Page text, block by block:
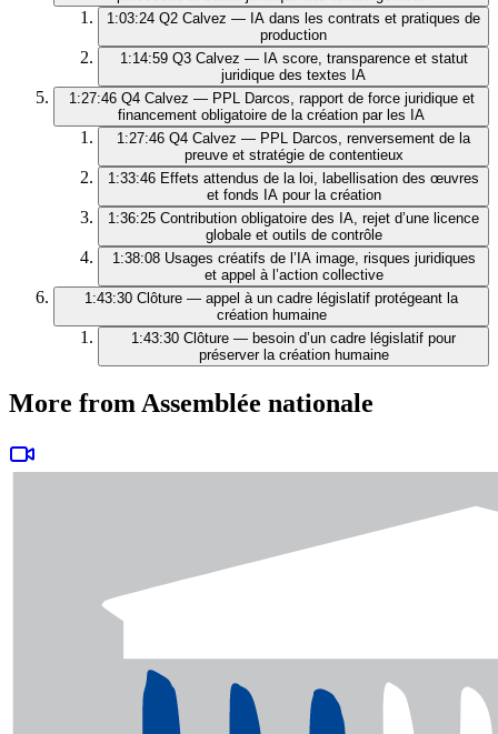
1:03:24 Q2 Calvez — IA dans les contrats et pratiques de
production
1:14:59 Q3 Calvez — IA score, transparence et statut
juridique des textes IA
1:27:46 Q4 Calvez — PPL Darcos, rapport de force juridique et
financement obligatoire de la création par les IA
1:27:46 Q4 Calvez — PPL Darcos, renversement de la
preuve et stratégie de contentieux
1:33:46 Effets attendus de la loi, labellisation des œuvres
et fonds IA pour la création
1:36:25 Contribution obligatoire des IA, rejet d’une licence
globale et outils de contrôle
1:38:08 Usages créatifs de l’IA image, risques juridiques
et appel à l’action collective
1:43:30 Clôture — appel à un cadre législatif protégeant la
création humaine
1:43:30 Clôture — besoin d’un cadre législatif pour
préserver la création humaine
More from Assemblée nationale